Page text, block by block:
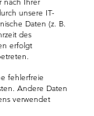
unsere IT-
Daten (z. B.
des
erfolgt
fehlerfreie
Andere Daten
verwendet